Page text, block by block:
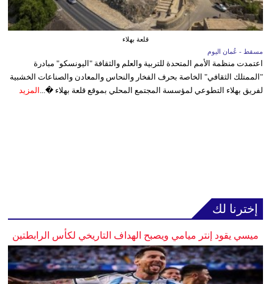
قلعة بهلاء
مسقط - عُمان اليوم
اعتمدت منظمة الأمم المتحدة للتربية والعلم والثقافة "اليونسكو" مبادرة
"الممتلك الثقافي" الخاصة بحرف الفخار والنحاس والمعادن والصناعات الخشبية
لفريق بهلاء التطوعي لمؤسسة المجتمع المحلي بموقع قلعة بهلاء �... المزيد
إخترنا لك
ميسي يقود إنتر ميامي ويصبح الهداف التاريخي لكأس الرابطتين